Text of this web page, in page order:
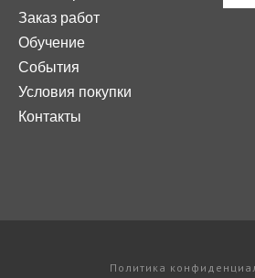
Заказ работ
Обучение
События
Условия покупки
Контакты
Политика